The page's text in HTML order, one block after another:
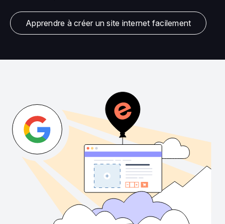
Apprendre à créer un site internet facilement